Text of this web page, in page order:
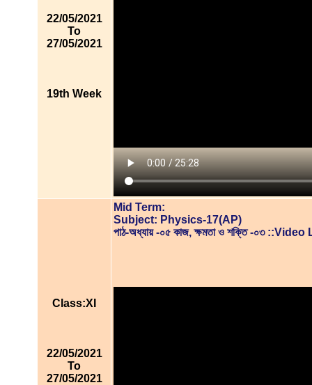
22/05/2021
To
27/05/2021
19th Week
Class:XI
22/05/2021
To
27/05/2021
Mid Term:
Subject: Physics-17(AP)
পাঠ-অধ্যায় -০৫ কাজ, ক্ষমতা ও শক্তি -০৩